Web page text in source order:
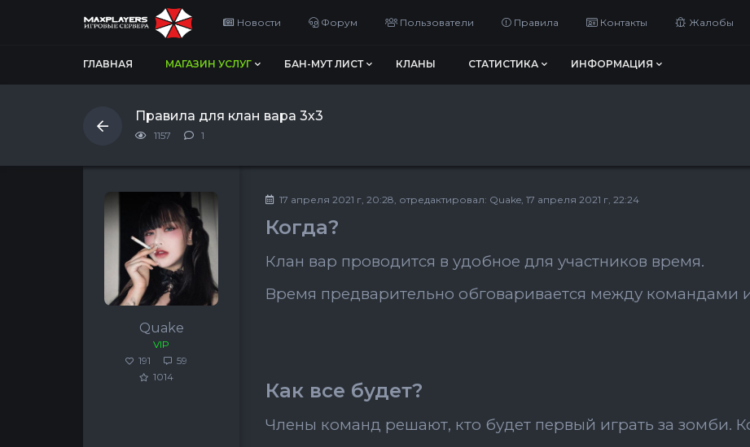
Новости Форум Пользователи Правила Контакты Жалобы
ГЛАВНАЯ МАГАЗИН УСЛУГ БАН-МУТ ЛИСТ КЛАНЫ СТАТИСТИКА ИНФОРМАЦИЯ
Правила для клан вара 3х3
1157 1
Quake
VIP
191
59
1014
17 апреля 2021 г, 20:28, отредактировал: Quake, 17 апреля 2021 г, 22:24
Когда?
Клан вар проводится в удобное для участников время.
Время предварительно обговаривается между командами и
Как все будет?
Члены команд решают, кто будет первый играть за зомби.